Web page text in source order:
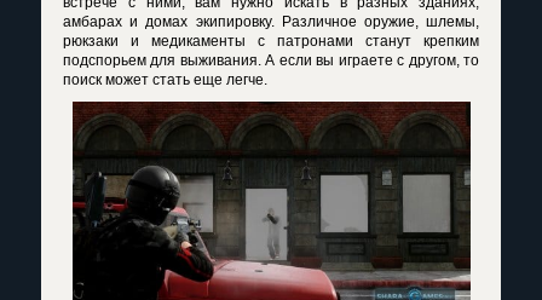
амбарах и домах экипировку. Различное оружие, шлемы,
рюкзаки и медикаменты с патронами станут крепким
подспорьем для выживания. А если вы играете с другом, то
поиск может стать еще легче.